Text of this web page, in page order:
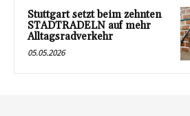
Stuttgart setzt beim zehnten
STADTRADELN auf mehr
Alltagsradverkehr
05.05.2026